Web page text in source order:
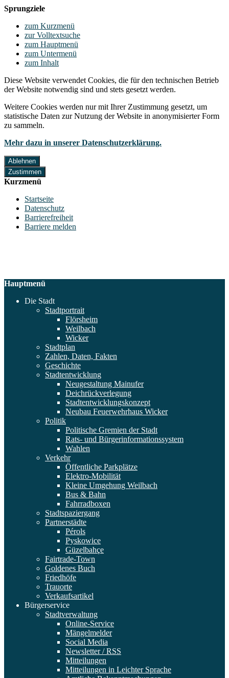
Sprungziele
zum Kurzmenü
zur Volltextsuche
zum Hauptmenü
zum Untermenü
zum Inhalt
Diese Website verwendet Cookies, die für den technischen Betrieb
der Website notwendig sind und stets gesetzt werden.
Weitere Cookies werden nur mit Ihrer Zustimmung gesetzt, um
statistische Daten zur Nutzung der Website in anonymisierter Form
zu sammeln.
Mehr dazu in unserer Datenschutzerklärung.
Ablehnen
Zustimmen
Kurzmenü
Startseite
Datenschutz
Barrierefreiheit
Barriere melden
Hauptmenü
Die Stadt
Stadtportrait
Flörsheim
Weilbach
Wicker
Stadtplan
Zahlen, Daten, Fakten
Geschichte
Stadtentwicklung
Neugestaltung Mainufer
Deichrückverlegung
Stadtentwicklungskonzept
Neubau Feuerwehrhaus Wicker
Politik
Politische Gremien der Stadt
Rats- und Bürgerinformationssystem
Wahlen
Verkehr
Öffentliche Parkplätze
Elektro-Mobilität
Kleine Umgehung Weilbach
Bus & Bahn
Fahrradboxen
Stadtspaziergang
Partnerstädte
Pérols
Pyskowice
Güzelbahçe
Fairtrade-Town
Goldenes Buch
Friedhöfe
Trauorte
Verkaufsartikel
Bürgerservice
Stadtverwaltung
Online-Service
Mängelmelder
Social Media
Newsletter / RSS
Mitteilungen
Mitteilungen in Leichter Sprache